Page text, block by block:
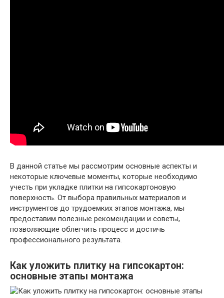
В данной статье мы рассмотрим основные аспекты и
некоторые ключевые моменты, которые необходимо
учесть при укладке плитки на гипсокартоновую
поверхность. От выбора правильных материалов и
инструментов до трудоемких этапов монтажа, мы
предоставим полезные рекомендации и советы,
позволяющие облегчить процесс и достичь
профессионального результата.
Как уложить плитку на гипсокартон:
основные этапы монтажа